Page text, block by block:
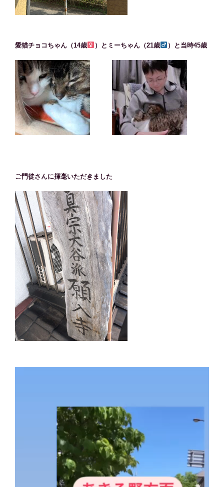
愛猫チョコちゃん（14歳 ）とミーちゃん（21歳 ）と当時45歳
ご門徒さんに揮毫いただきました